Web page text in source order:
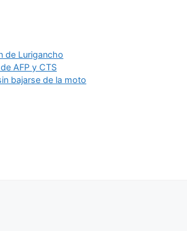
de Lurigancho
AFP y CTS
bajarse de la moto